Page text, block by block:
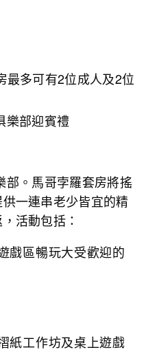
最多可有2位成人及2位
用)
樂部迎賓禮
部。馬哥孛羅套房將搖
一連串老少皆宜的精
活動包括：
戲區暢玩大受歡迎的
紙工作坊及桌上遊戲